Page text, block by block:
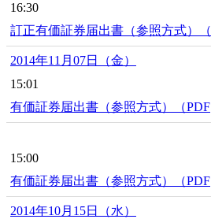
16:30
訂正有価証券届出書（参照方式）（
2014年11月07日（金）
15:01
有価証券届出書（参照方式）（PDF
15:00
有価証券届出書（参照方式）（PDF
2014年10月15日（水）